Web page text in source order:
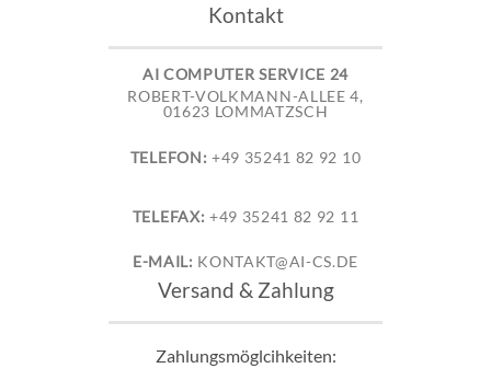
Kontakt
AI COMPUTER SERVICE 24
ROBERT-VOLKMANN-ALLEE 4,
01623 LOMMATZSCH
TELEFON: +49 35241 82 92 10
TELEFAX: +49 35241 82 92 11
E-MAIL: KONTAKT@AI-CS.DE
Versand & Zahlung
Zahlungsmöglcihkeiten: